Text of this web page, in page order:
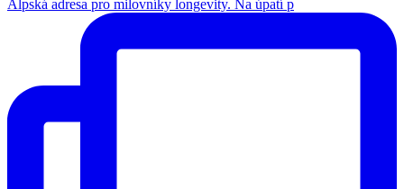
Alpská adresa pro milovníky longevity. Na úpatí p